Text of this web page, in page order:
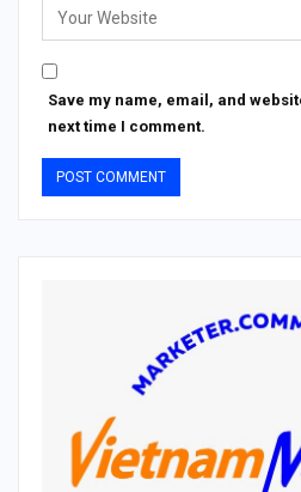
Save my name, email, and
next time I comment.